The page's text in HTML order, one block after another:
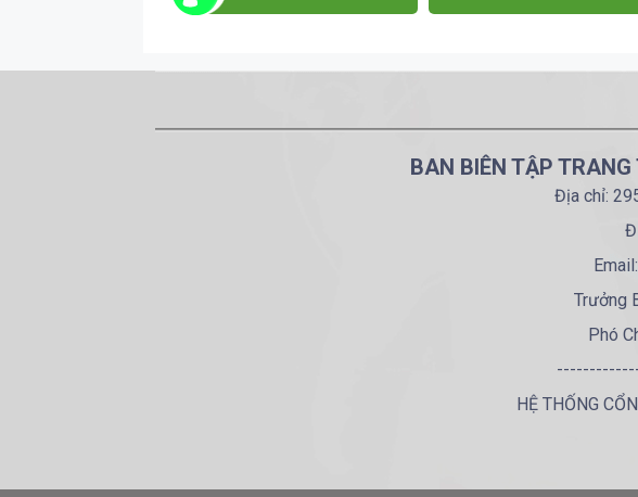
BAN BIÊN TẬP
Địa chỉ:
Trưởng
Phó
HỆ THỐNG